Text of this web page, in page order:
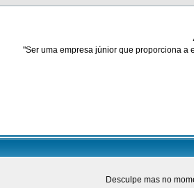
"Ser uma empresa júnior que proporciona a
Desculpe mas no